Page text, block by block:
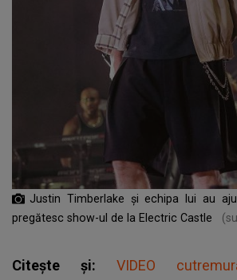
Justin Timberlake și echipa lui au
pregătesc show-ul de la Electric Castle
Citește și: VIDEO